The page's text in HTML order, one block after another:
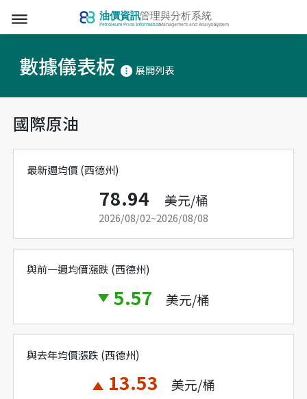
dehaze
數據儀表板 more_vert 展開列表
國際原油
最新週均價 (西德州)
78.94 美元/桶
2026/08/02~2026/08/08
與前一週均價漲跌 (西德州)
5.57 美元/桶
與去年均價漲跌 (西德州)
13.53 美元/桶